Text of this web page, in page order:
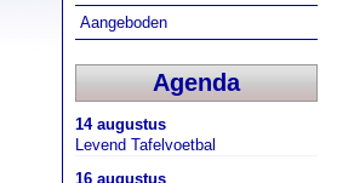
Aangeboden
Agenda
14 augustus
Levend Tafelvoetbal
16 augustus